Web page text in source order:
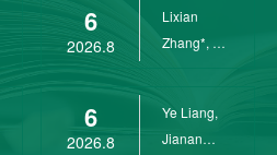
6
2026.8
Lixian
Zhang*, Ye
6
2026.8
Ye Liang,
Jianan